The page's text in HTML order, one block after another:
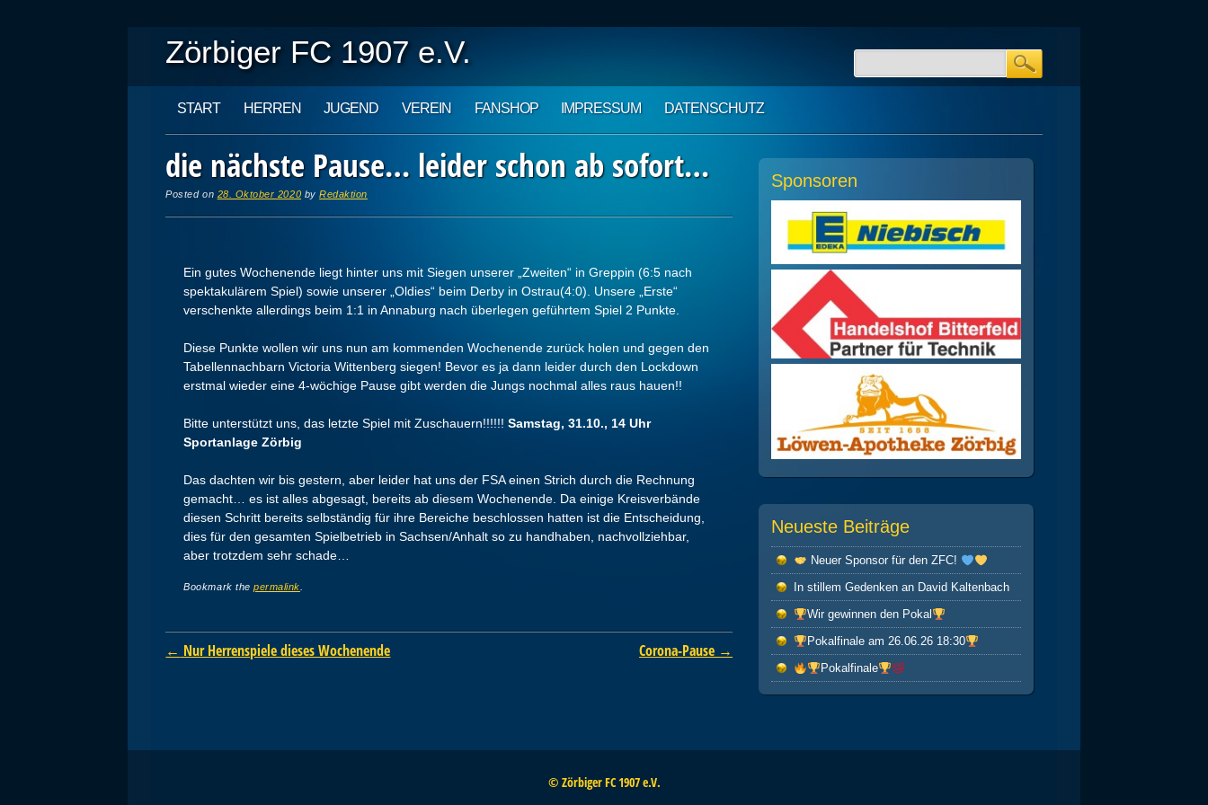
Zörbiger FC 1907 e.V.
Main menu
content
START HERREN JUGEND VEREIN FANSHOP IMPRESSUM DATENSCHUTZ
die nächste Pause… leider schon ab sofort…
Posted on 28. Oktober 2020 byRedaktion
Ein gutes Wochenende liegt hinter uns mit Siegen unserer „Zweiten“ in Greppin (6:5 nach
spektakulärem Spiel) sowie unserer „Oldies“ beim Derby in Ostrau(4:0). Unsere „Erste“
verschenkte allerdings beim 1:1 in Annaburg nach überlegen geführtem Spiel 2 Punkte.
Diese Punkte wollen wir uns nun am kommenden Wochenende zurück holen und gegen den
Tabellennachbarn Victoria Wittenberg siegen! Bevor es ja dann leider durch den Lockdown
erstmal wieder eine 4-wöchige Pause gibt werden die Jungs nochmal alles raus hauen!!
Bitte unterstützt uns, das letzte Spiel mit Zuschauern!!!!!!Samstag, 31.10., 14 Uhr
Sportanlage Zörbig
Das dachten wir bis gestern, aber leider hat uns der FSA einen Strich durch die Rechnung
gemacht… es ist alles abgesagt, bereits ab diesem Wochenende. Da einige Kreisverbände
diesen Schritt bereits selbständig für ihre Bereiche beschlossen hatten ist die Entscheidung,
dies für den gesamten Spielbetrieb in Sachsen/Anhalt so zu handhaben, nachvollziehbar,
aber trotzdem sehr schade…
Bookmark thepermalink
Post navigation
← Nur Herrenspiele dieses Wochenende Corona-Pause →
Sponsoren
Neueste Beiträge
Neuer Sponsor für den ZFC!
In stillem Gedenken an David Kaltenbach
Wir gewinnen den Pokal
Pokalfinale am 26.06.26 18:30
Pokalfinale
© Zörbiger FC 1907 e.V.